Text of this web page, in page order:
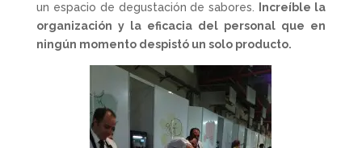
un espacio de degustación de sabores.
Increíble la
organización y la eficacia del personal que en
ningún momento despistó un solo producto.